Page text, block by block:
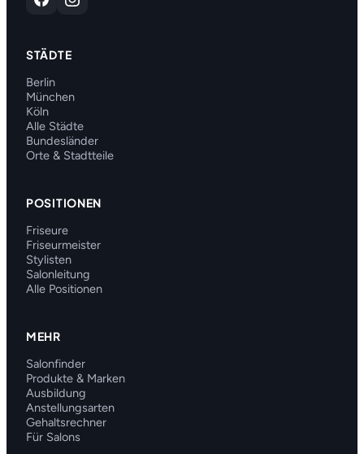
STÄDTE
Berlin
München
Köln
Alle Städte
Bundesländer
Orte & Stadtteile
POSITIONEN
Friseure
Friseurmeister
Stylisten
Salonleitung
Alle Positionen
MEHR
Salonfinder
Produkte & Marken
Ausbildung
Anstellungsarten
Gehaltsrechner
Für Salons